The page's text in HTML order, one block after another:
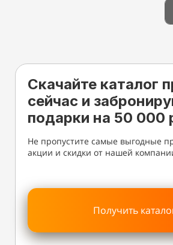
Скачайте каталог
сейчас и
подарки на 50 000
Не пропустите самые выгодные
акции и скидки от нашей
Получить